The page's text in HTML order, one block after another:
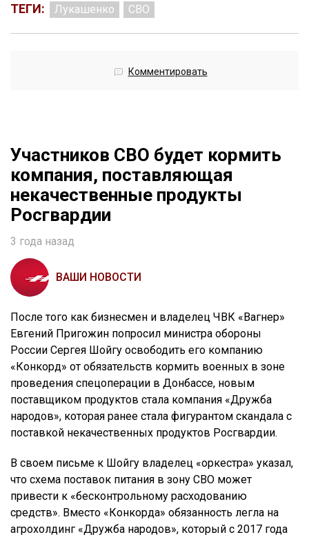
ТЕГИ: Лукашенко СВО
Комментировать
Участников СВО будет кормить
компания, поставляющая
некачественные продукты
Росгвардии
3 года назад
ВАШИ НОВОСТИ
После того как бизнесмен и владелец ЧВК «Вагнер»
Евгений Пригожин попросил министра обороны
России Сергея Шойгу освободить его компанию
«Конкорд» от обязательств кормить военных в зоне
проведения спецоперации в Донбассе, новым
поставщиком продуктов стала компания «Дружба
народов», которая ранее стала фигурантом скандала с
поставкой некачественных продуктов Росгвардии.
В своем письме к Шойгу владелец «оркестра» указал,
что схема поставок питания в зону СВО может
привести к «бесконтрольному расходованию
средств». Вместо «Конкорда» обязанность легла на
агрохолдинг «Дружба народов», который с 2017 года